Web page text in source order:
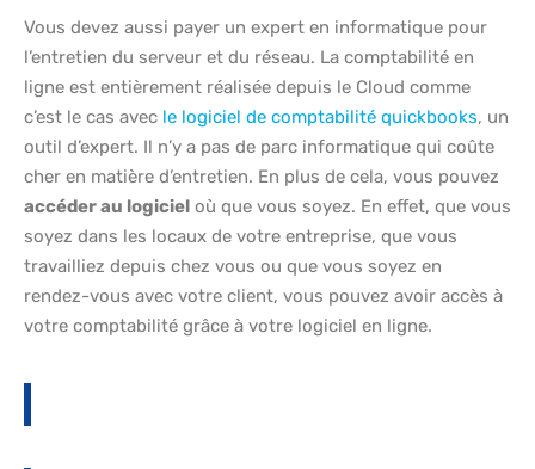
Vous devez aussi payer un expert en informatique pour
l’entretien du serveur et du réseau. La comptabilité en
ligne est entièrement réalisée depuis le Cloud comme
c’est le cas avec le logiciel de comptabilité quickbooks, un
outil d’expert. Il n’y a pas de parc informatique qui coûte
cher en matière d’entretien. En plus de cela, vous pouvez
accéder au logiciel où que vous soyez. En effet, que vous
soyez dans les locaux de votre entreprise, que vous
travailliez depuis chez vous ou que vous soyez en
rendez-vous avec votre client, vous pouvez avoir accès à
votre comptabilité grâce à votre logiciel en ligne.